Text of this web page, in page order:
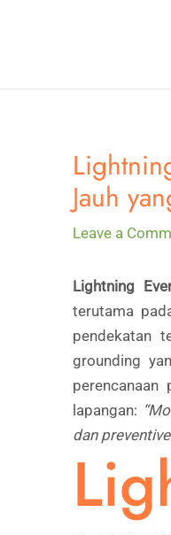
Jauh
Leave a
Lightning
terutama
pendekatan
grounding
lapangan:
dan